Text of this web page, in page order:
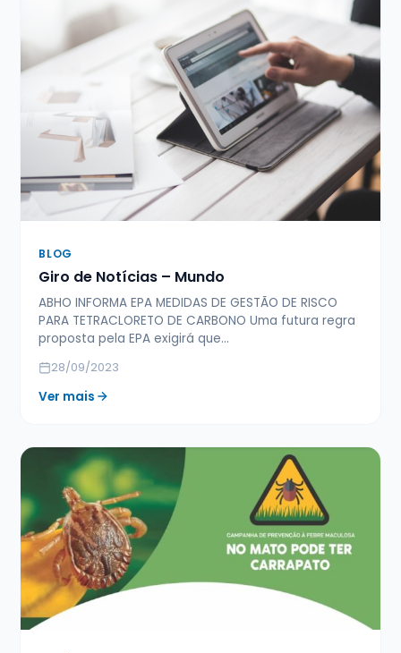
BLOG
Giro de Notícias – Mundo
ABHO INFORMA EPA MEDIDAS DE GESTÃO DE RISCO
PARA TETRACLORETO DE CARBONO Uma futura regra
proposta pela EPA exigirá que…
28/09/2023
Ver mais